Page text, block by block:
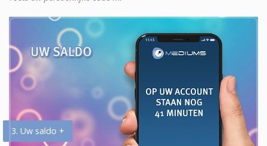
3. Uw saldo +